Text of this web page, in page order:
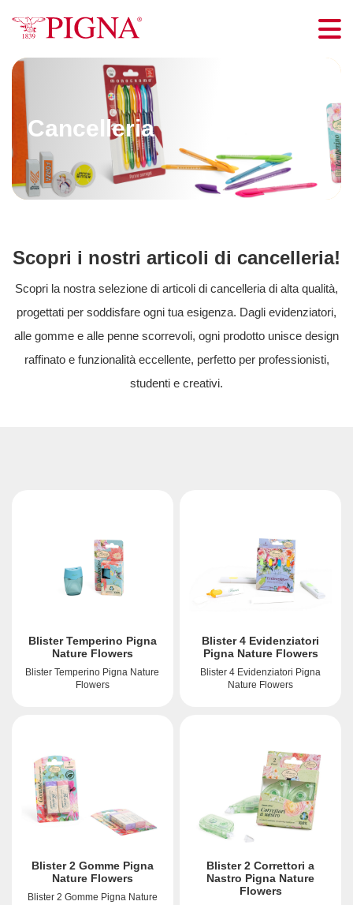
content
Cancelleria
Scopri i nostri articoli di cancelleria!
Scopri la nostra selezione di articoli di cancelleria di alta qualità,
progettati per soddisfare ogni tua esigenza. Dagli evidenziatori,
alle gomme e alle penne scorrevoli, ogni prodotto unisce design
raffinato e funzionalità eccellente, perfetto per professionisti,
studenti e creativi.
Blister Temperino Pigna
Nature Flowers
Blister Temperino Pigna Nature
Flowers
Blister 4 Evidenziatori
Pigna Nature Flowers
Blister 4 Evidenziatori Pigna
Nature Flowers
Blister 2 Gomme Pigna
Nature Flowers
Blister 2 Gomme Pigna Nature
Blister 2 Correttori a
Nastro Pigna Nature
Flowers